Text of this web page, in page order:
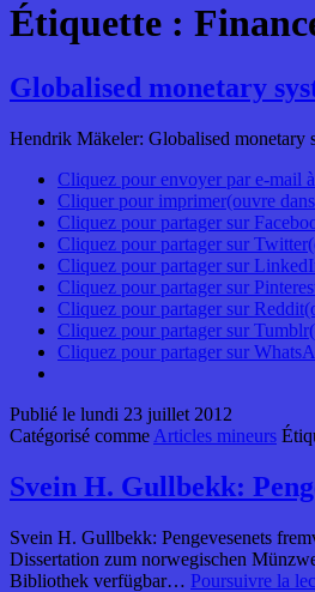
Étiquette :
Globalised monetary
Hendrik Mäkeler: Globalised monetary
Cliquez pour envoyer par e-mail
Cliquer pour imprimer(ouvre
Cliquez pour partager sur
Cliquez pour partager sur
Cliquez pour partager sur
Cliquez pour partager sur
Cliquez pour partager sur
Cliquez pour partager sur
Cliquez pour partager sur
Publié le lundi 23 juillet 2012
Catégorisé comme Articles mineurs
Svein H. Gullbekk:
Svein H. Gullbekk: Pengevesenets
Dissertation zum norwegischen
Bibliothek verfügbar… Poursuivre la